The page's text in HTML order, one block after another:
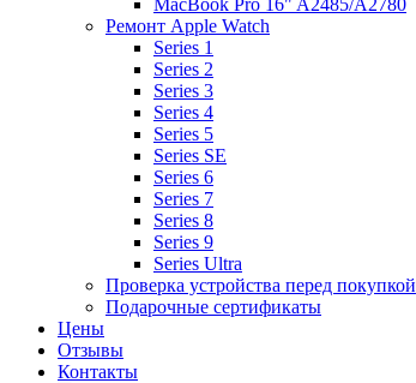
MacBook Pro 16" A2485/A2780
Ремонт Apple Watch
Series 1
Series 2
Series 3
Series 4
Series 5
Series SE
Series 6
Series 7
Series 8
Series 9
Series Ultra
Проверка устройства перед покупкой
Подарочные сертификаты
Цены
Отзывы
Контакты